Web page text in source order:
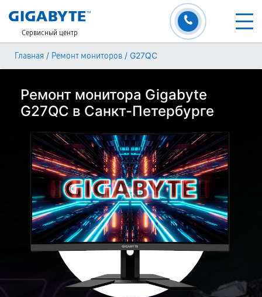
Сервисный центр
Главная / Ремонт мониторов / G27QC
Ремонт монитора Gigabyte
G27QC в Санкт-Петербурге